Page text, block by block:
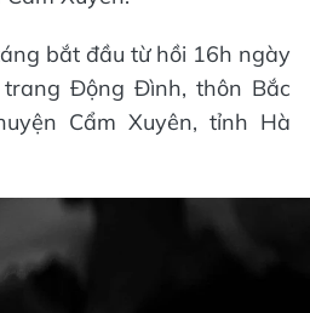
bắt đầu từ hồi 16h ngày
Động Đình, thôn Bắc
Cẩm Xuyên, tỉnh Hà